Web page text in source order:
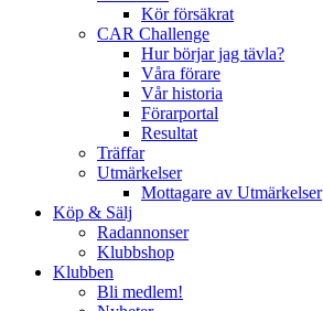
Kör försäkrat
CAR Challenge
Hur börjar jag tävla?
Våra förare
Vår historia
Förarportal
Resultat
Träffar
Utmärkelser
Mottagare av Utmärkelser
Köp & Sälj
Radannonser
Klubbshop
Klubben
Bli medlem!